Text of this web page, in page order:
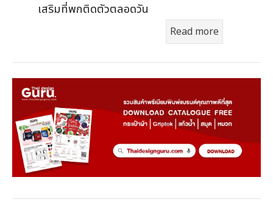
เสริมที่พกติดตัวตลอดวัน
Read more